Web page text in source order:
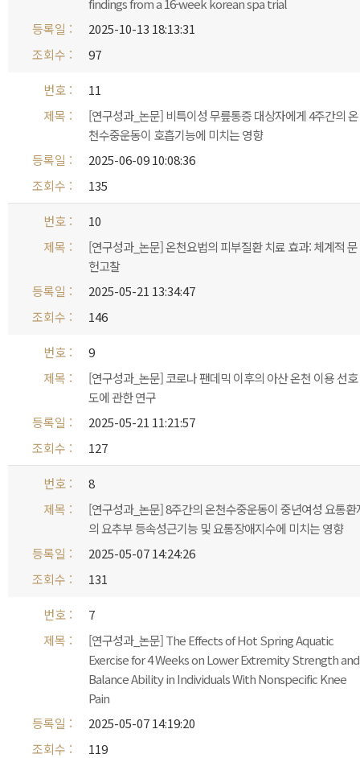
2025-10-13 18:13:31
97
11
[연구성과_논문] 비특이성 무릎통증 대상자에게 4주간의 온
천수중운동이 호흡기능에 미치는 영향
2025-06-09 10:08:36
135
10
[연구성과_논문] 온천요법의 피부질환 치료 효과: 체계적 문
헌고찰
2025-05-21 13:34:47
146
9
[연구성과_논문] 코로나 팬데믹 이후의 아산 온천 이용 선호
도에 관한 연구
2025-05-21 11:21:57
127
8
[연구성과_논문] 8주간의 온천수중운동이 중년여성 요통환
의 요추부 등속성근기능 및 요통장애지수에 미치는 영향
2025-05-07 14:24:26
131
7
[연구성과_논문] The Effects of Hot Spring Aquatic
Exercise for 4 Weeks on Lower Extremity Strength and
Balance Ability in Individuals With Nonspecific Knee
Pain
2025-05-07 14:19:20
119